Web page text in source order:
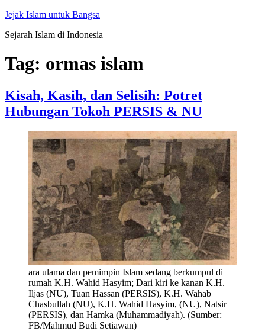
Skip
content
Jejak Islam untuk Bangsa
Sejarah Islam di Indonesia
Tag: ormas islam
Kisah, Kasih, dan Selisih: Potret
Hubungan Tokoh PERSIS & NU
ara ulama dan pemimpin Islam sedang berkumpul di
rumah K.H. Wahid Hasyim; Dari kiri ke kanan K.H.
Iljas (NU), Tuan Hassan (PERSIS), K.H. Wahab
Chasbullah (NU), K.H. Wahid Hasyim, (NU), Natsir
(PERSIS), dan Hamka (Muhammadiyah). (Sumber:
FB/Mahmud Budi Setiawan)